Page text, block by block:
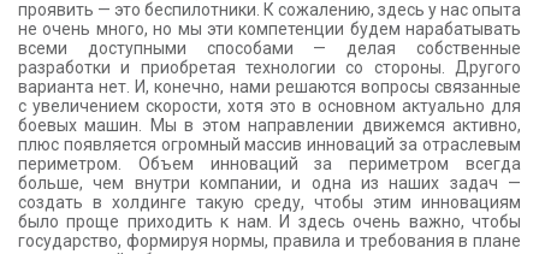
проявить — это беспилотники. К сожалению, здесь у нас опыта
не очень много, но мы эти компетенции будем нарабатывать
всеми доступными способами — делая собственные
разработки и приобретая технологии со стороны. Другого
варианта нет. И, конечно, нами решаются вопросы связанные
с увеличением скорости, хотя это в основном актуально для
боевых машин. Мы в этом направлении движемся активно,
плюс появляется огромный массив инноваций за отраслевым
периметром. Объем инноваций за периметром всегда
больше, чем внутри компании, и одна из наших задач —
создать в холдинге такую среду, чтобы этим инновациям
было проще приходить к нам. И здесь очень важно, чтобы
государство, формируя нормы, правила и требования в плане